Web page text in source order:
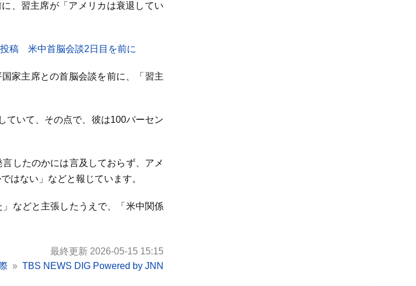
、習主席が「アメリカは衰退してい
稿 米中首脳会談2日目を前に
家主席との首脳会談を前に、「習主
ていて、その点で、彼は100パーセン
したのかには言及しておらず、アメ
はない」などと報じています。
などと主張したうえで、「米中関係
最終更新 2026-05-15 15:15
TBS NEWS DIG Powered by JNN